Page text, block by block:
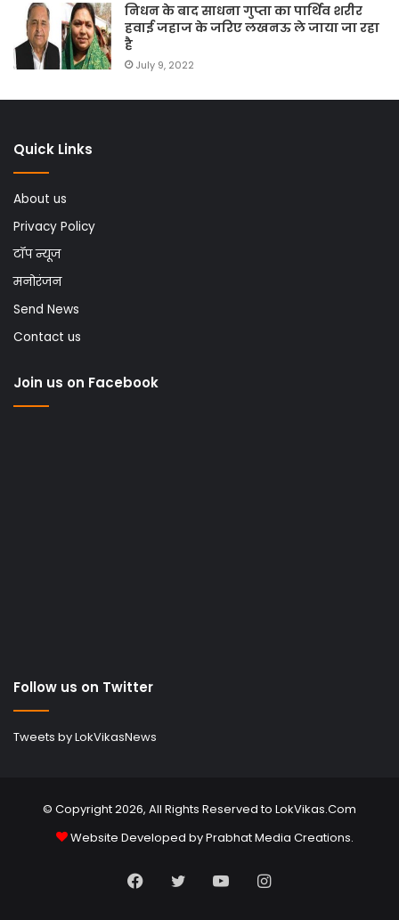
निधन के बाद साधना गुप्ता का पार्थिव शरीर
हवाई जहाज के जरिए लखनऊ ले जाया जा रहा
है
July 9, 2022
Quick Links
About us
Privacy Policy
टॉप न्यूज
मनोरंजन
Send News
Contact us
Join us on Facebook
Follow us on Twitter
Tweets by LokVikasNews
© Copyright 2026, All Rights Reserved to LokVikas.Com
Website Developed byPrabhat Media Creations.
Facebook
TwitterYouTubeInstagram